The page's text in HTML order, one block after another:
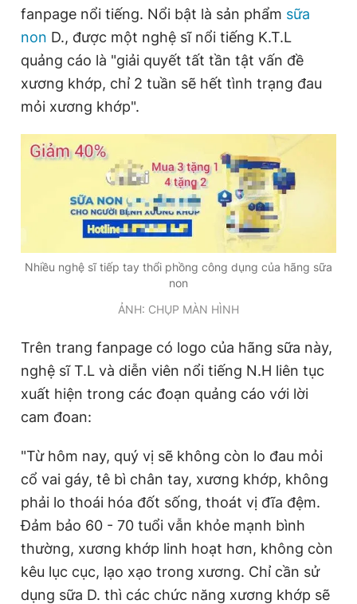
fanpage nổi tiếng. Nổi bật là sản phẩm sữa
non D., được một nghệ sĩ nổi tiếng K.T.L
quảng cáo là "giải quyết tất tần tật vấn đề
xương khớp, chỉ 2 tuần sẽ hết tình trạng đau
mỏi xương khớp".
Nhiều nghệ sĩ tiếp tay thổi phồng công dụng của hãng sữa
non
ẢNH: CHỤP MÀN HÌNH
Trên trang fanpage có logo của hãng sữa này,
nghệ sĩ T.L và diễn viên nổi tiếng N.H liên tục
xuất hiện trong các đoạn quảng cáo với lời
cam đoan:
"Từ hôm nay, quý vị sẽ không còn lo đau mỏi
cổ vai gáy, tê bì chân tay, xương khớp, không
phải lo thoái hóa đốt sống, thoát vị đĩa đệm.
Đảm bảo 60 - 70 tuổi vẫn khỏe mạnh bình
thường, xương khớp linh hoạt hơn, không còn
kêu lục cục, lạo xạo trong xương. Chỉ cần sử
dụng sữa D. thì các chức năng xương khớp sẽ